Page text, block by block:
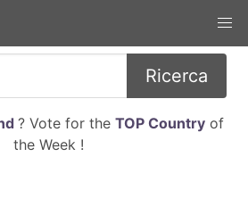
Ricerca
? Vote for the TOP Countryof
the Week !